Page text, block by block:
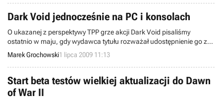
Dark Void jednocześnie na PC i konsolach
O ukazanej z perspektywy TPP grze akcji Dark Void pisaliśmy
ostatnio w maju, gdy wydawca tytułu rozważał udostępnienie go za
pośrednictwem systemu cyfrowej dystrybucji Steam. Dziś ponownie
podejmujemy temat związany ze zbliżającą się premierą produktu, a
to za sprawą informacji pozyskanych przez serwis VideoGamer247.
Marek Grochowski1 lipca 2009 11:13
Start beta testów wielkiej aktualizacji do Dawn
of War II